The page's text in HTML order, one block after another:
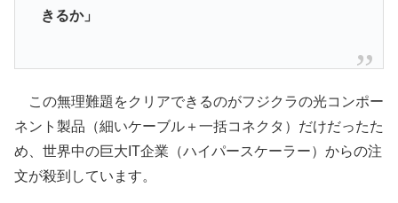
きるか」
この無理難題をクリアできるのがフジクラの光コンポー
ネント製品（細いケーブル＋一括コネクタ）だけだったた
め、世界中の巨大IT企業（ハイパースケーラー）からの注
文が殺到しています。